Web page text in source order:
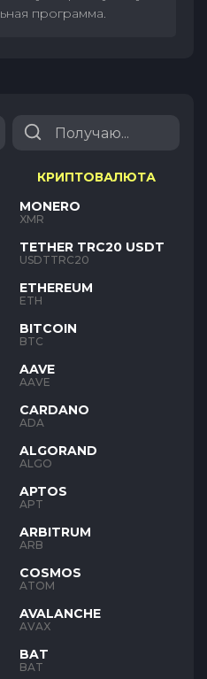
программа.
КРИПТОВАЛЮТА
MONERO
XMR
TETHER TRC20 USDT
USDTTRC20
ETHEREUM
ETH
BITCOIN
BTC
AAVE
AAVE
CARDANO
ADA
ALGORAND
ALGO
APTOS
APT
ARBITRUM
ARB
COSMOS
ATOM
AVALANCHE
AVAX
BAT
BAT